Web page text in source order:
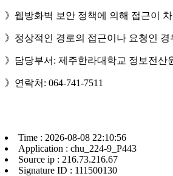
》웹방화벽 보안 정책에 의해 접근이
》정상적인 경로의 접근이나 요청인
》담당부서: 제주한라대학교 정보전산
》연락처: 064-741-7511
Time : 2026-08-08 22:10:56
Application : chu_224-9_P443
Source ip : 216.73.216.67
Signature ID : 111500130